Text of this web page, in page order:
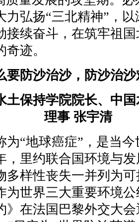
力弘扬“三北精神”，
接续奋斗，在筑牢祖
迹。
要防沙治沙，防沙治
土保持学院院长、中
理事 张宇清
为“地球癌症”，是当
，里约联合国环境与
多样性丧失一并列为
为世界三大重要环境
》在法国巴黎外交大